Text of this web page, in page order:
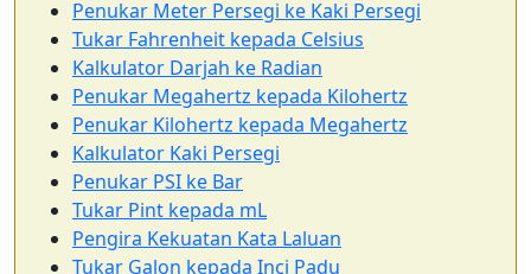
Penukar Meter Persegi ke Kaki Persegi
Tukar Fahrenheit kepada Celsius
Kalkulator Darjah ke Radian
Penukar Megahertz kepada Kilohertz
Penukar Kilohertz kepada Megahertz
Kalkulator Kaki Persegi
Penukar PSI ke Bar
Tukar Pint kepada mL
Pengira Kekuatan Kata Laluan
Tukar Galon kepada Inci Padu